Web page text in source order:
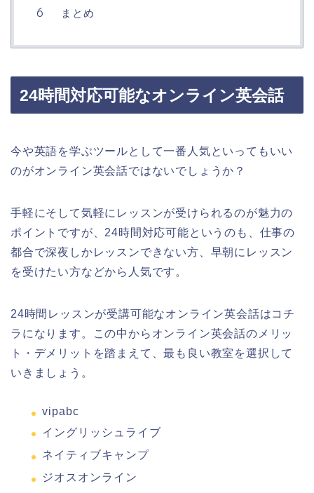
まとめ
24時間対応可能なオンライン英会話
今や英語を学ぶツールとして一番人気といってもいい
のがオンライン英会話ではないでしょうか？
手軽にそして気軽にレッスンが受けられるのが魅力の
ポイントですが、24時間対応可能というのも、仕事の
都合で深夜しかレッスンできない方、早朝にレッスン
を受けたい方などから人気です。
24時間レッスンが受講可能なオンライン英会話はコチ
ラになります。この中からオンライン英会話のメリッ
ト・デメリットを踏まえて、最も良い教室を選択して
いきましょう。
vipabc
イングリッシュライブ
ネイティブキャンプ
ジオスオンライン